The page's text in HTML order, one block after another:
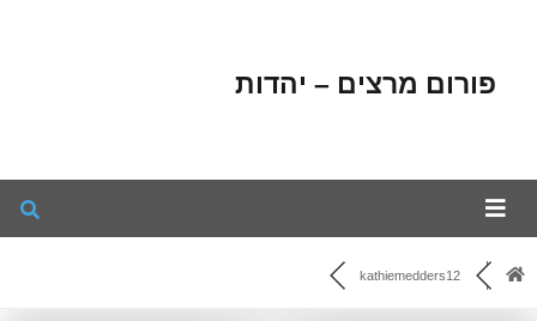
פורום מרצים – יהדות
kathiemedders12